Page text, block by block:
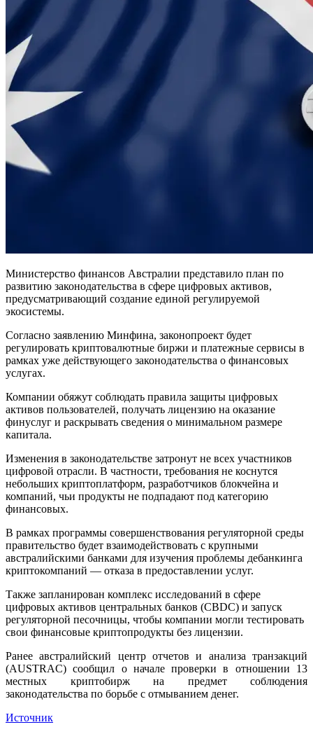
Министерство финансов Австралии представило план по
развитию законодательства в сфере цифровых активов,
предусматривающий создание единой регулируемой
экосистемы.
Согласно заявлению Минфина, законопроект будет
регулировать криптовалютные биржи и платежные сервисы в
рамках уже действующего законодательства о финансовых
услугах.
Компании обяжут соблюдать правила защиты цифровых
активов пользователей, получать лицензию на оказание
финуслуг и раскрывать сведения о минимальном размере
капитала.
Изменения в законодательстве затронут не всех участников
цифровой отрасли. В частности, требования не коснутся
небольших криптоплатформ, разработчиков блокчейна и
компаний, чьи продукты не подпадают под категорию
финансовых.
В рамках программы совершенствования регуляторной среды
правительство будет взаимодействовать с крупными
австралийскими банками для изучения проблемы дебанкинга
криптокомпаний — отказа в предоставлении услуг.
Также запланирован комплекс исследований в сфере
цифровых активов центральных банков (CBDC) и запуск
регуляторной песочницы, чтобы компании могли тестировать
свои финансовые криптопродукты без лицензии.
Ранее австралийский центр отчетов и анализа транзакций
(AUSTRAC) сообщил о начале проверки в отношении 13
местных криптобирж на предмет соблюдения
законодательства по борьбе с отмыванием денег.
Источник